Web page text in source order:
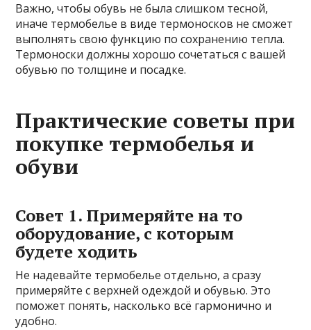
Важно, чтобы обувь не была слишком тесной,
иначе термобелье в виде термоносков не сможет
выполнять свою функцию по сохранению тепла.
Термоноски должны хорошо сочетаться с вашей
обувью по толщине и посадке.
Практические советы при
покупке термобелья и
обуви
Совет 1. Примеряйте на то
оборудование, с которым
будете ходить
Не надевайте термобелье отдельно, а сразу
примеряйте с верхней одеждой и обувью. Это
поможет понять, насколько всё гармонично и
удобно.